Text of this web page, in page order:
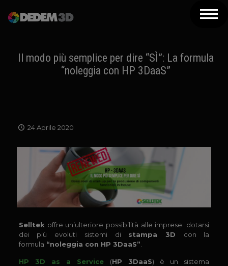
Prodotti
Soluzioni 3D
Assistenza
Contatti
Newsletter
Il modo più semplice per dire “SÌ”: La formula
“noleggia con HP 3DaaS”
24 Aprile 2020
Selltek offre un’ulteriore possibilità alle imprese: dotarsi
dei più evoluti sistemi di stampa 3D con la
formula “noleggia con HP 3DaaS”
HP 3D as a Service (HP 3DaaS) è un sistema